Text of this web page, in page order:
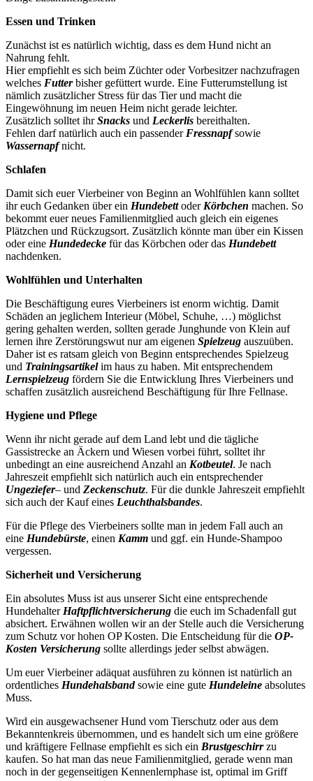
Essen und Trinken
Zunächst ist es natürlich wichtig, dass es dem Hund nicht an
Nahrung fehlt.
Hier empfiehlt es sich beim Züchter oder Vorbesitzer nachzufragen
welches Futterbisher gefüttert wurde. Eine Futterumstellung ist
nämlich zusätzlicher Stress für das Tier und macht die
Eingewöhnung im neuen Heim nicht gerade leichter.
Zusätzlich solltet ihrSnacks und Leckerlis bereithalten.
Fehlen darf natürlich auch ein passender Fressnapfsowie
Wassernapfnicht.
Schlafen
Damit sich euer Vierbeiner von Beginn an Wohlfühlen kann solltet
ihr euch Gedanken über ein Hundebettoder Körbchen machen. So
bekommt euer neues Familienmitglied auch gleich ein eigenes
Plätzchen und Rückzugsort. Zusätzlich könnte man über ein Kissen
oder eine Hundedecke für das Körbchen oder das Hundebett
nachdenken.
Wohlfühlen und Unterhalten
Die Beschäftigung eures Vierbeiners ist enorm wichtig. Damit
Schäden an jeglichem Interieur (Möbel, Schuhe, …) möglichst
gering gehalten werden, sollten gerade Junghunde von Klein auf
lernen ihre Zerstörungswut nur am eigenen Spielzeug auszuüben.
Daher ist es ratsam gleich von Beginn entsprechendes Spielzeug
und Trainingsartikelim haus zu haben. Mit entsprechendem
Lernspielzeug fördern Sie die Entwicklung Ihres Vierbeiners und
schaffen zusätzlich ausreichend Beschäftigung für Ihre Fellnase.
Hygiene und Pflege
Wenn ihr nicht gerade auf dem Land lebt und die tägliche
Gassistrecke an Äckern und Wiesen vorbei führt, solltet ihr
unbedingt an eine ausreichend Anzahl an Kotbeutel. Je nach
Jahreszeit empfiehlt sich natürlich auch ein entsprechender
Ungeziefer– und Zeckenschutz. Für die dunkle Jahreszeit empfiehlt
sich auch der Kauf eines Leuchthalsbandes.
Für die Pflege des Vierbeiners sollte man in jedem Fall auch an
eine Hundebürste, einen Kamm und ggf. ein Hunde-Shampoo
vergessen.
Sicherheit und Versicherung
Ein absolutes Muss ist aus unserer Sicht eine entsprechende
Hundehalter Haftpflichtversicherung die euch im Schadenfall gut
absichert. Erwähnen wollen wir an der Stelle auch die Versicherung
zum Schutz vor hohen OP Kosten. Die Entscheidung für die OP-
Kosten Versicherung sollte allerdings jeder selbst abwägen.
Um euer Vierbeiner adäquat ausführen zu können ist natürlich an
ordentliches Hundehalsbandsowie eine gute Hundeleine absolutes
Muss.
Wird ein ausgewachsener Hund vom Tierschutz oder aus dem
Bekanntenkreis übernommen, und es handelt sich um eine größere
und kräftigere Fellnase empfiehlt es sich ein Brustgeschirrzu
kaufen. So hat man das neue Familienmitglied, gerade wenn man
noch in der gegenseitigen Kennenlernphase ist, optimal im Griff